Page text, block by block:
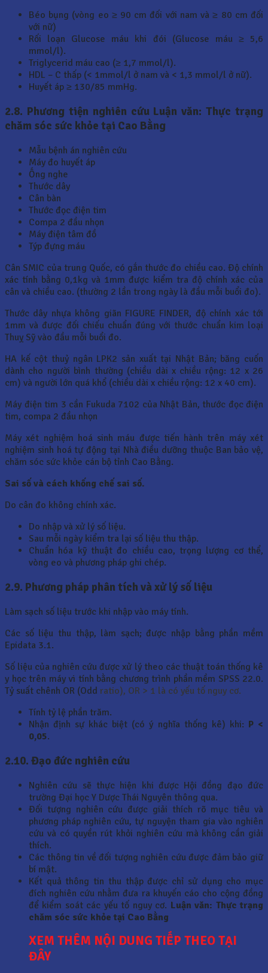
Béo bụng (vòng eo ≥ 90 cm đối với nam và ≥ 80 cm đối
với nữ)
Rối loạn Glucose máu khi đói (Glucose máu ≥ 5,6
mmol/l).
Triglycerid máu cao (≥ 1,7 mmol/l).
HDL – C thấp (< 1mmol/l ở nam và < 1,3 mmol/l ở nữ).
Huyết áp ≥ 130/85 mmHg.
2.8. Phương tiện nghiên cứu Luận văn: Thực trạng
chăm sóc sức khỏe tại Cao Bằng
Mẫu bệnh án nghiên cứu
Máy đo huyết áp
Ống nghe
Thước dây
Cân bàn
Thước đọc điện tim
Compa 2 đầu nhọn
Máy điện tâm đồ
Týp đựng máu
Cân SMIC của trung Quốc, có gắn thước đo chiều cao. Độ chính
xác tính bằng 0,1kg và 1mm được kiểm tra độ chính xác của
cân và chiều cao. (thường 2 lần trong ngày là đầu mỗi buổi đo).
Thước dây nhựa không giãn FIGURE FINDER, độ chính xác tới
1mm và được đối chiếu chuẩn đúng với thước chuẩn kim loại
Thuỵ Sỹ vào đầu mỗi buổi đo.
HA kế cột thuỷ ngân LPK2 sản xuất tại Nhật Bản; băng cuốn
dành cho người bình thường (chiều dài x chiều rộng: 12 x 26
cm) và người lớn quá khổ (chiều dài x chiều rộng: 12 x 40 cm).
Máy điện tim 3 cần Fukuda 7102 của Nhật Bản, thước đọc điện
tim, compa 2 đầu nhọn
Máy xét nghiệm hoá sinh máu được tiến hành trên máy xét
nghiệm sinh hoá tự động tại Nhà điều dưỡng thuộc Ban bảo vệ,
chăm sóc sức khỏe cán bộ tỉnh Cao Bằng.
Sai số và cách khống chế sai số.
Do cân đo không chính xác.
Do nhập và xử lý số liệu.
Sau mỗi ngày kiểm tra lại số liệu thu thập.
Chuẩn hóa kỹ thuật đo chiều cao, trọng lượng cơ thể,
vòng eo và phương pháp ghi chép.
2.9. Phương pháp phân tích và xử lý số liệu
Làm sạch số liệu trước khi nhập vào máy tính.
Các số liệu thu thập, làm sạch; được nhập bằng phần mềm
Epidata 3.1.
Số liệu của nghiên cứu được xử lý theo các thuật toán thống kê
y học trên máy vi tính bằng chương trình phần mềm SPSS 22.0.
Tỷ suất chênh OR (Odd ratio), OR > 1 là có yếu tố nguy cơ.
Tính tỷ lệ phần trăm.
Nhận định sự khác biệt (có ý nghĩa thống kê) khi: P <
0,05.
2.10. Đạo đức nghiên cứu
Nghiên cứu sẽ thực hiện khi được Hội đồng đạo đức
trường Đại học Y Dược Thái Nguyên thông qua.
Đối tượng nghiên cứu được giải thích rõ mục tiêu và
phương pháp nghiên cứu, tự nguyện tham gia vào nghiên
cứu và có quyền rút khỏi nghiên cứu mà không cần giải
thích.
Các thông tin về đối tượng nghiên cứu được đảm bảo giữ
bí mật.
Kết quả thông tin thu thập được chỉ sử dụng cho mục
đích nghiên cứu nhằm đưa ra khuyến cáo cho cộng đồng
để kiểm soát các yếu tố nguy cơ. Luận văn: Thực trạng
chăm sóc sức khỏe tại Cao Bằng
XEM THÊM NỘI DUNG TIẾP THEO TẠI
ĐÂY